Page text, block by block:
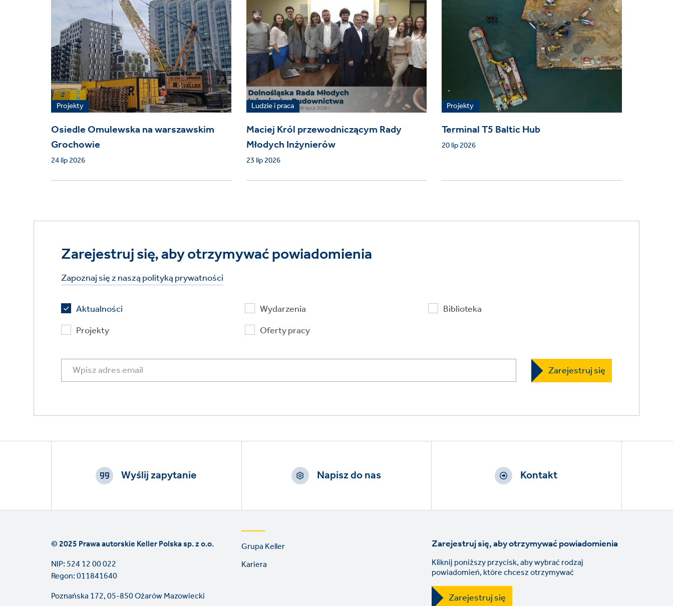
Projekty
Osiedle Omulewska na warszawskim
Grochowie
24 lip 2026
Ludzie i praca
Maciej Król przewodniczącym Rady
Młodych Inżynierów
23 lip 2026
Projekty
Terminal T5 Baltic Hub
20 lip 2026
Zarejestruj się, aby otrzymywać powiadomienia
Zapoznaj się z naszą polityką prywatności
Aktualności
Wydarzenia
Biblioteka
Projekty
Oferty pracy
Footer
Wyślij zapytanie Napisz do nas Kontakt
© 2025 Prawa autorskie Keller Polska sp. z o.o.
NIP: 524 12 00 022
Regon: 011841640
Poznańska 172, 05-850 Ożarów Mazowiecki
Footer
links
Grupa Keller
Kariera
Zarejestruj się, aby otrzymywać powiadomienia
Kliknij poniższy przycisk, aby wybrać rodzaj
powiadomień, które chcesz otrzymywać
Zarejestruj się